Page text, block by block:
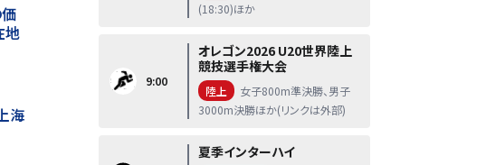
地
海
(18:30)ほか
9:00
オレゴン2026 U20世界陸上
競技選手権大会
陸上
女子800m準決勝、男子
3000m決勝ほか(リンクは外部)
夏季インターハイ